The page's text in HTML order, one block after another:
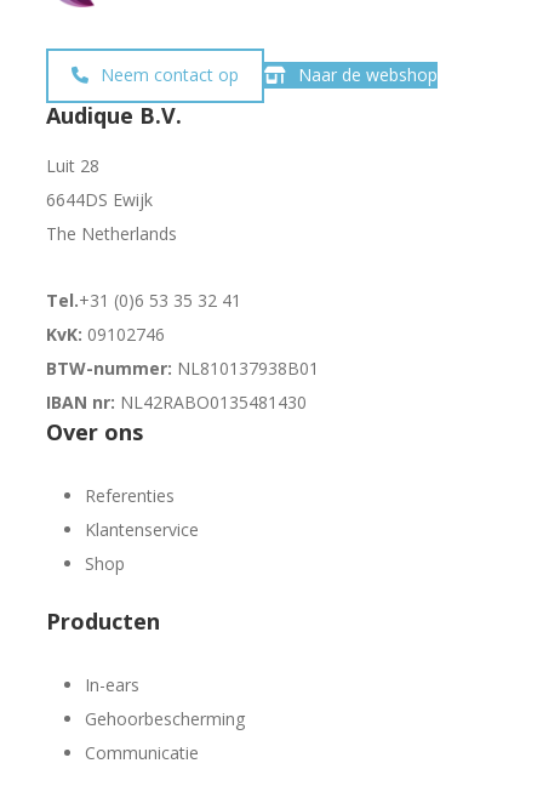
Neem contact op Naar de webshop
Audique B.V.
Luit 28
6644DS Ewijk
The Netherlands
Tel.+31 (0)6 53 35 32 41
KvK: 09102746
BTW-nummer: NL810137938B01
IBAN nr: NL42RABO0135481430
Over ons
Referenties
Klantenservice
Shop
Producten
In-ears
Gehoorbescherming
Communicatie